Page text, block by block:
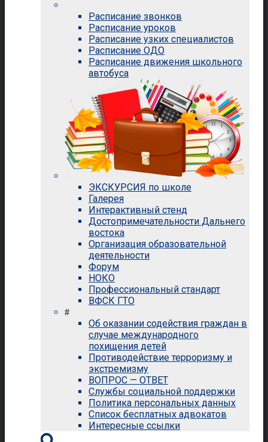
Расписание звонков
Расписание уроков
Расписание узких специалистов
Расписание ОДО
Расписание движения школьного
автобуса
ЭКСКУРСИЯ по школе
Галерея
Интерактивный стенд
Достопримечательности Дальнего
востока
Организация образовательной
деятельности
Форум
НОКО
Профессиональный стандарт
ВФСК ГТО
#
Об оказании содействия граждан в
случае международного
похищения детей
Противодействие терроризму и
экстремизму
ВОПРОС — ОТВЕТ
Службы социальной поддержки
Политика персональных данных
Список бесплатных адвокатов
Интересные ссылки